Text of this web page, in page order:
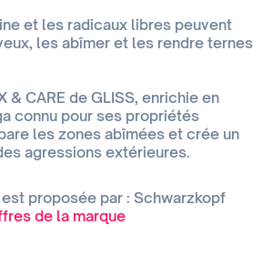
et les radicaux libres peuvent
les abîmer et les rendre ternes
& CARE de GLISS, enrichie en
connu pour ses propriétés
les zones abîmées et crée un
agressions extérieures.
proposée par : Schwarzkopf
de la marque